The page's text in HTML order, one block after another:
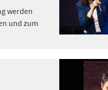
werden
und zum